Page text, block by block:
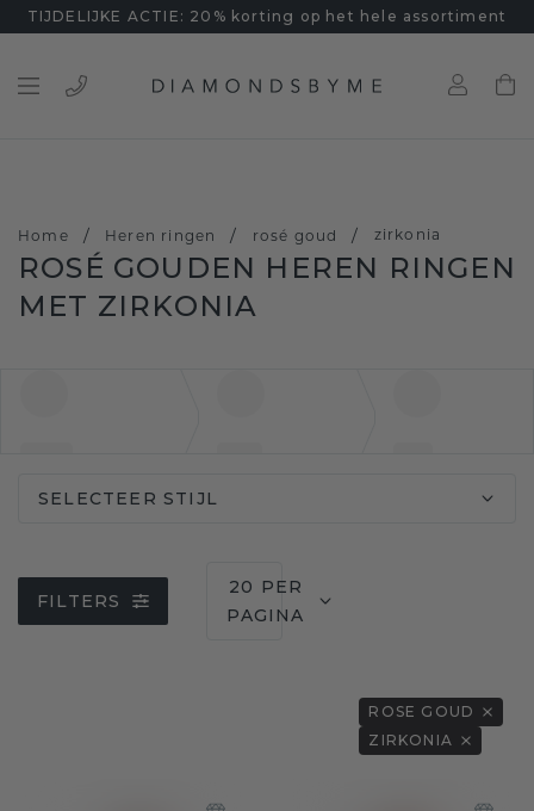
TIJDELIJKE ACTIE: 20% korting op het hele assortiment
Home / Heren ringen / rosé goud / zirkonia
ROSÉ GOUDEN HEREN RINGEN
MET ZIRKONIA
SELECTEER STIJL
FILTERS
20 PER
PAGINA
ROSE GOUD
ZIRKONIA